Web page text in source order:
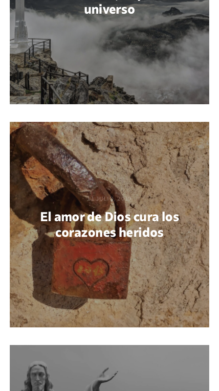
universo
POR MARÍA PAOLA BERTEL
11 JULIO, 2019
El amor de Dios cura los
corazones heridos
POR MARÍA PAOLA BERTEL